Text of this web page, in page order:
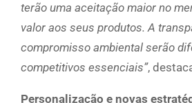
terão uma aceitação maior no
valor aos seus produtos. A
compromisso ambiental serão
competitivos essenciais”,
Personalização e novas